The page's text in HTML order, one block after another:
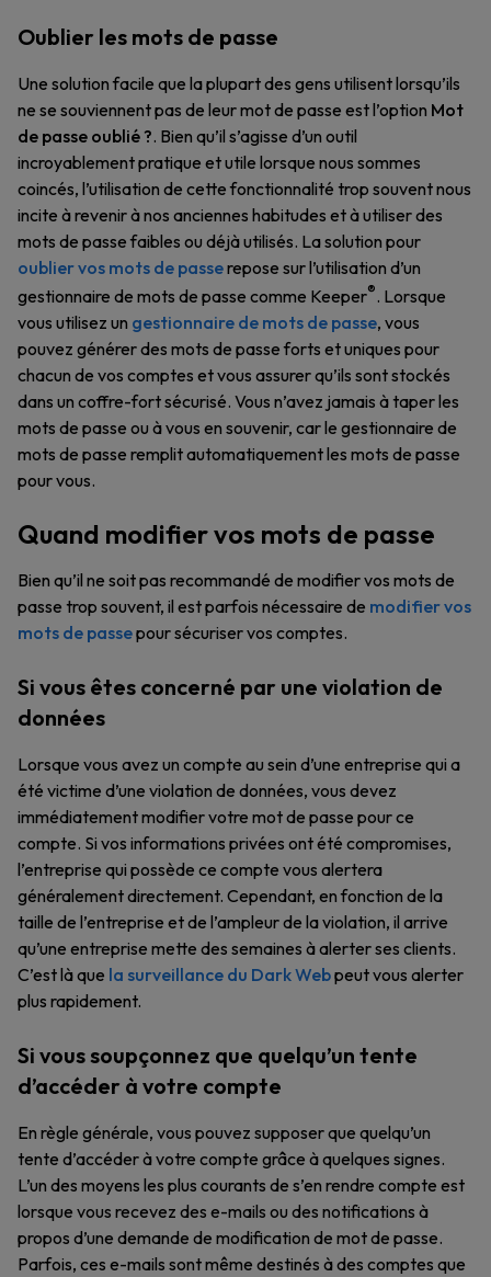
Oublier les mots de passe
Une solution facile que la plupart des gens utilisent lorsqu’ils
ne se souviennent pas de leur mot de passe est l’option Mot
de passe oublié ?. Bien qu’il s’agisse d’un outil
incroyablement pratique et utile lorsque nous sommes
coincés, l’utilisation de cette fonctionnalité trop souvent nous
incite à revenir à nos anciennes habitudes et à utiliser des
mots de passe faibles ou déjà utilisés. La solution pour
oublier vos mots de passerepose sur l’utilisation d’un
gestionnaire de mots de passe comme Keeper®. Lorsque
vous utilisez un gestionnaire de mots de passe, vous
pouvez générer des mots de passe forts et uniques pour
chacun de vos comptes et vous assurer qu’ils sont stockés
dans un coffre-fort sécurisé. Vous n’avez jamais à taper les
mots de passe ou à vous en souvenir, car le gestionnaire de
mots de passe remplit automatiquement les mots de passe
pour vous.
Quand modifier vos mots de passe
Bien qu’il ne soit pas recommandé de modifier vos mots de
passe trop souvent, il est parfois nécessaire de modifier vos
mots de passepour sécuriser vos comptes.
Si vous êtes concerné par une violation de
données
Lorsque vous avez un compte au sein d’une entreprise qui a
été victime d’une violation de données, vous devez
immédiatement modifier votre mot de passe pour ce
compte. Si vos informations privées ont été compromises,
l’entreprise qui possède ce compte vous alertera
généralement directement. Cependant, en fonction de la
taille de l’entreprise et de l’ampleur de la violation, il arrive
qu’une entreprise mette des semaines à alerter ses clients.
C’est là que la surveillance du Dark Webpeut vous alerter
plus rapidement.
Si vous soupçonnez que quelqu’un tente
d’accéder à votre compte
En règle générale, vous pouvez supposer que quelqu’un
tente d’accéder à votre compte grâce à quelques signes.
L’un des moyens les plus courants de s’en rendre compte est
lorsque vous recevez des e-mails ou des notifications à
propos d’une demande de modification de mot de passe.
Parfois, ces e-mails sont même destinés à des comptes que